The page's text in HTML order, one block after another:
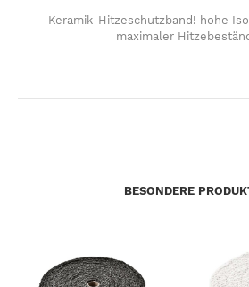
Keramik-Hitzeschutzband! hohe
maximaler
BESONDERE